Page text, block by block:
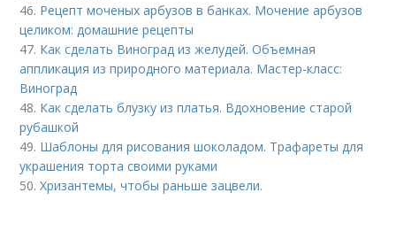
46. Рецепт моченых арбузов в банках. Мочение арбузов
целиком: домашние рецепты
47. Как сделать Виноград из желудей. Объемная
аппликация из природного материала. Мастер-класс:
Виноград
48. Как сделать блузку из платья. Вдохновение старой
рубашкой
49. Шаблоны для рисования шоколадом. Трафареты для
украшения торта своими руками
50.Хризантемы, чтобы раньше зацвели.